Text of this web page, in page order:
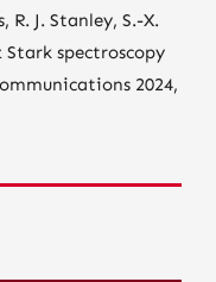
R. J. Stanley, S.-X.
Stark spectroscopy
2024,